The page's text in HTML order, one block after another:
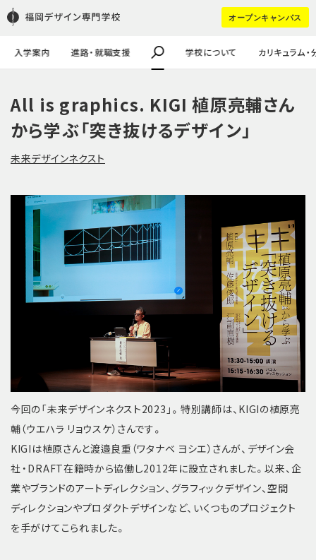
入学案内 進路・就職支援 学校について カリキュラム・
HOT WORD : オープンキャンパス
All is graphics. KIGI 植原亮輔さん
から学ぶ「突き抜けるデザイン」
未来デザインネクスト
今回の「未来デザインネクスト2023」。特別講師は、KIGIの植原亮
輔（ウエハラ リョウスケ）さんです。
KIGIは植原さんと渡邉良重（ワタナベ ヨシエ）さんが、デザイン会
社・DRAFT在籍時から協働し2012年に設立されました。以来、企
業やブランドのアートディレクション、グラフィックデザイン、空間
ディレクションやプロダクトデザインなど、いくつものプロジェクト
を手がけてこられました。